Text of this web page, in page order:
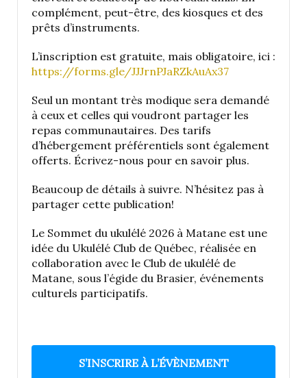
complément, peut-être, des kiosques et des
prêts d’instruments.
L’inscription est gratuite, mais obligatoire, ici :
https://forms.gle/JJJrnPJaRZkAuAx37
Seul un montant très modique sera demandé
à ceux et celles qui voudront partager les
repas communautaires. Des tarifs
d’hébergement préférentiels sont également
offerts. Écrivez-nous pour en savoir plus.
Beaucoup de détails à suivre. N’hésitez pas à
partager cette publication!
Le Sommet du ukulélé 2026 à Matane est une
idée du Ukulélé Club de Québec, réalisée en
collaboration avec le Club de ukulélé de
Matane, sous l’égide du Brasier, événements
culturels participatifs.
S’INSCRIRE À L’ÉVÈNEMENT